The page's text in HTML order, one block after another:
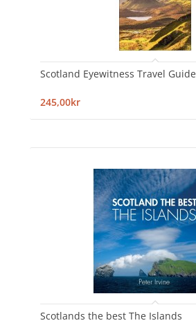
Scotland Eyewitness Travel Guide
245,00kr
Scotlands the best The Islands